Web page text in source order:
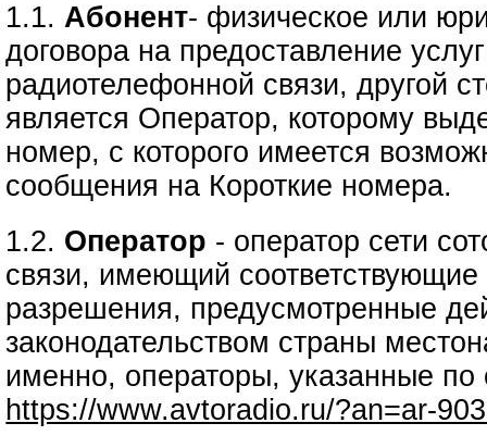
1.1.Абонент- физическое или
договора на предоставление
радиотелефонной связи, другой
является Оператор, которому
номер, с которого имеется
сообщения на Короткие номера.
1.2. Оператор - оператор сети
связи, имеющий соответствующие
разрешения, предусмотренные
законодательством страны
именно, операторы, указанные
https://www.avtoradio.ru/?an=ar-